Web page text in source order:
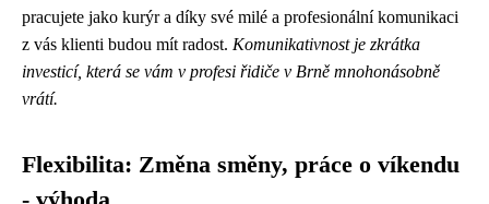
pracujete jako kurýr a díky své milé a profesionální komunikaci
z vás klienti budou mít radost. Komunikativnost je zkrátka
investicí, která se vám v profesi řidiče v Brně mnohonásobně
vrátí.
Flexibilita: Změna směny, práce o víkendu